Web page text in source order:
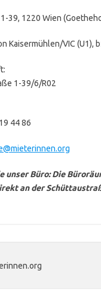
39, 1220 Wien
Kaisermühlen/VIC (U1),
1-39/6/R02
44 86
unser Büro: Die
an der